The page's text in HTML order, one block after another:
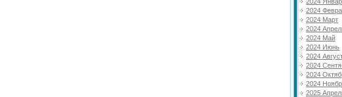
2024
2024 Март
2024
2024 Май
2024 Июнь
2024
2024
2024
2024
2025